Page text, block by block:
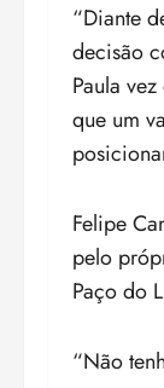
“Diante
decisão
Paula
que um
Felipe
pelo
Paço do
“Não